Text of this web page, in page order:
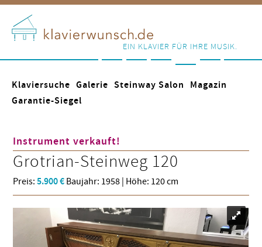
EIN KLAVIER FÜR IHRE MUSIK.
Klaviersuche Galerie Steinway Salon
Magazin
Garantie-Siegel
Instrument verkauft!
Grotrian-Steinweg 120
Preis:5.900 € Baujahr: 1958 | Höhe: 120 cm